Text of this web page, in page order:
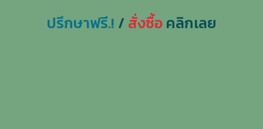
ปรึกษาฟรี.! / สั่งซื้อคลิกเลย